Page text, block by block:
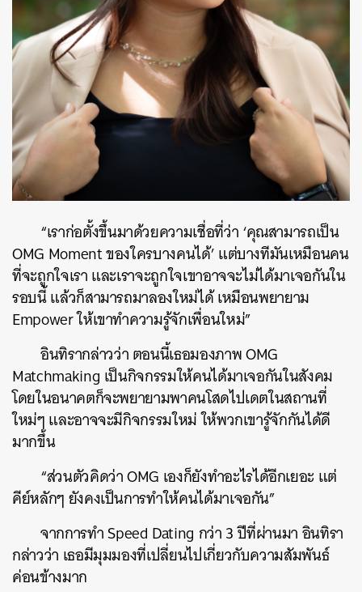
“เราก่อตั้งขึ้นมาด้วยความเชื่อที่ว่า ‘คุณสามารถเป็น
OMG Moment ของใครบางคนได้’ แต่บางทีมันเหมือนคน
ที่จะถูกใจเรา และเราจะถูกใจเขาอาจจะไม่ได้มาเจอกันใน
รอบนี้ แล้วก็สามารถมาลองใหม่ได้ เหมือนพยายาม
Empower ให้เขาทำความรู้จักเพื่อนใหม่”
อินทิรากล่าวว่า ตอนนี้เธอมองภาพ OMG
Matchmaking เป็นกิจกรรมให้คนได้มาเจอกันในสังคม
โดยในอนาคตก็จะพยายามพาคนโสดไปเดตในสถานที่
ใหม่ๆ และอาจจะมีกิจกรรมใหม่ ให้พวกเขารู้จักกันได้ดี
มากขึ้น
“ส่วนตัวคิดว่า OMG เองก็ยังทำอะไรได้อีกเยอะ แต่
คีย์หลักๆ ยังคงเป็นการทำให้คนได้มาเจอกัน”
จากการทำ Speed Dating กว่า 3 ปีที่ผ่านมา อินทิรา
กล่าวว่า เธอมีมุมมองที่เปลี่ยนไปเกี่ยวกับความสัมพันธ์
ค่อนข้างมาก